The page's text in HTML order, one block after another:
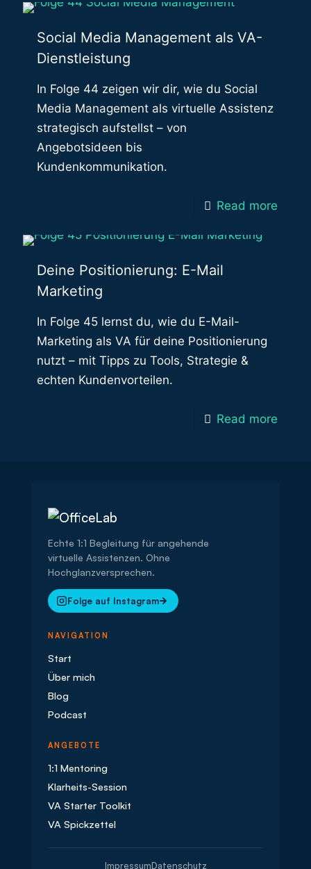
Social Media Management als VA-
Dienstleistung
In Folge 44 zeigen wir dir, wie du Social
Media Management als virtuelle Assistenz
strategisch aufstellst – von
Angebotsideen bis
Kundenkommunikation.
Read more
Deine Positionierung: E-Mail
Marketing
In Folge 45 lernst du, wie du E-Mail-
Marketing als VA für deine Positionierung
nutzt – mit Tipps zu Tools, Strategie &
echten Kundenvorteilen.
Read more
Echte 1:1 Begleitung für angehende
virtuelle Assistenzen. Ohne
Hochglanzversprechen.
Folge auf Instagram
NAVIGATION
Start
Über mich
Blog
Podcast
ANGEBOTE
1:1 Mentoring
Klarheits-Session
VA Starter Toolkit
VA Spickzettel
ImpressumDatenschutz